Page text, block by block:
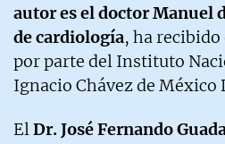
autor es el doctor Manuel
de cardiología, ha
por parte del Instituto
Ignacio Chávez de México
ElDr. José Fernando